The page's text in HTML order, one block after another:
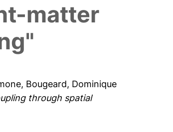
matter
, Bougeard, Dominique
through spatial